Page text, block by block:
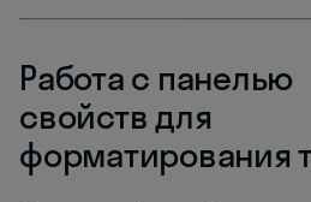
Работа с панелью
свойств для
форматирования